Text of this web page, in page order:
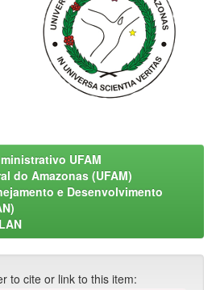
UFAM
do Amazonas (UFAM)
e Desenvolvimento
to cite or link to this item: